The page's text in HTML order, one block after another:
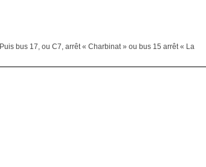
bus 17, ou C7, arrêt « Charbinat » ou bus 15 arrêt « La